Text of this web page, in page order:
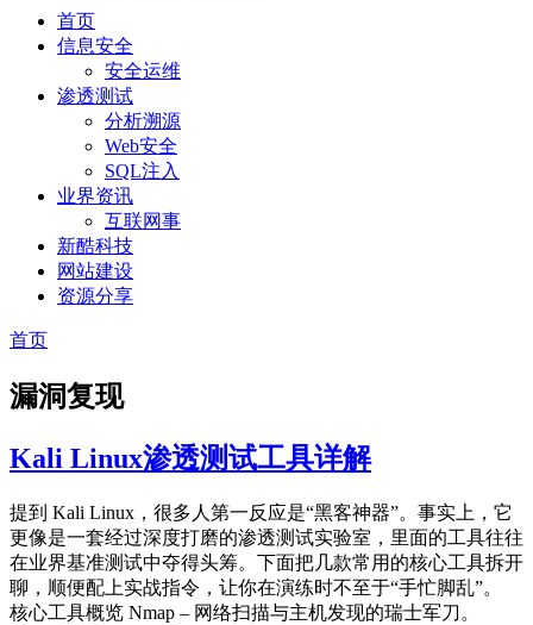
首页
信息安全
安全运维
渗透测试
分析溯源
Web安全
SQL注入
业界资讯
互联网事
新酷科技
网站建设
资源分享
首页
漏洞复现
Kali Linux渗透测试工具详解
提到 Kali Linux，很多人第一反应是“黑客神器”。事实上，它
更像是一套经过深度打磨的渗透测试实验室，里面的工具往往
在业界基准测试中夺得头筹。下面把几款常用的核心工具拆开
聊，顺便配上实战指令，让你在演练时不至于“手忙脚乱”。
核心工具概览 Nmap – 网络扫描与主机发现的瑞士军刀。